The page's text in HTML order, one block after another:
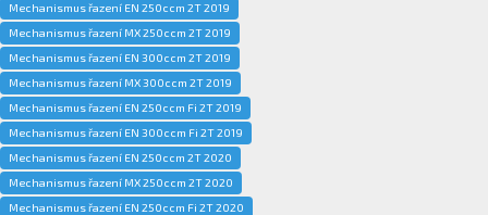
Mechanismus řazení EN 250ccm 2T 2019
Mechanismus řazení MX 250ccm 2T 2019
Mechanismus řazení EN 300ccm 2T 2019
Mechanismus řazení MX 300ccm 2T 2019
Mechanismus řazení EN 250ccm Fi 2T 2019
Mechanismus řazení EN 300ccm Fi 2T 2019
Mechanismus řazení EN 250ccm 2T 2020
Mechanismus řazení MX 250ccm 2T 2020
Mechanismus řazení EN 250ccm Fi 2T 2020